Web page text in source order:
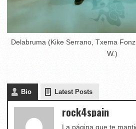
Delabruma (Kike Serrano, Txema
W.)
Bio Latest Posts
rock4spain
La página que te